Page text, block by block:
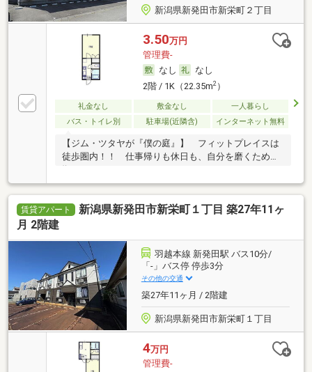
新潟県新発田市新栄町２丁目
3.50万円
管理費-
なし
なし
2階 / 1K（22.35m2）
礼金なし 敷金なし
一人暮らし
バス・トイレ別
駐車場(近隣含) インターネット無料
【ジム・ツタヤが『僕の庭』】 フィットプレイスは
徒歩圏内！！ 仕事帰りも休日も、自分を磨くための
拠…
賃貸アパート
新潟県新発田市新栄町１丁目 築27年11ヶ
月 2階建
羽越本線 新発田駅 バス10分/
「-」バス停 停歩3分
その他の交通
築27年11ヶ月 / 2階建
新潟県新発田市新栄町１丁目
4万円
管理費-